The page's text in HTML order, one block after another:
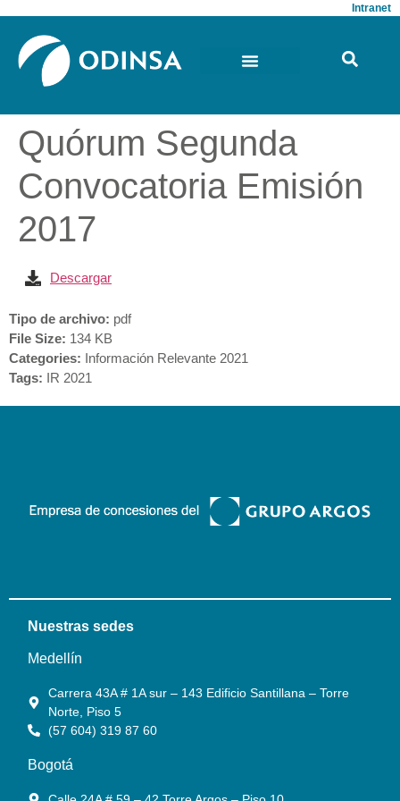
Intranet
Quórum Segunda
Convocatoria Emisión
2017
Descargar
Tipo de archivo: pdf
File Size: 134 KB
Categories: Información Relevante 2021
Tags:
IR 2021
Nuestras sedes
Medellín
Carrera 43A # 1A sur – 143 Edificio Santillana – Torre
Norte, Piso 5
(57 604) 319 87 60
Bogotá